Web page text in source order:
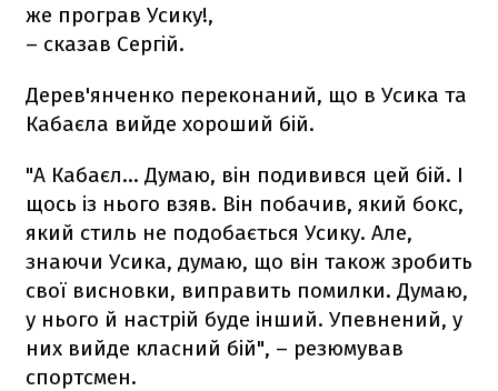
же програв Усику!,
– сказав Сергій.
Дерев'янченко переконаний, що в Усика та
Кабаєла вийде хороший бій.
"А Кабаєл… Думаю, він подивився цей бій. І
щось із нього взяв. Він побачив, який бокс,
який стиль не подобається Усику. Але,
знаючи Усика, думаю, що він також зробить
свої висновки, виправить помилки. Думаю,
у нього й настрій буде інший. Упевнений, у
них вийде класний бій", – резюмував
спортсмен.